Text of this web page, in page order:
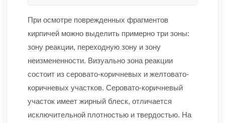
При осмотре поврежденных фрагментов
кирпичей можно выделить примерно три зоны:
зону реакции, переходную зону и зону
неизмененности. Визуально зона реакции
состоит из серовато-коричневых и желтовато-
коричневых участков. Серовато-коричневый
участок имеет жирный блеск, отличается
исключительной плотностью и твердостью. На